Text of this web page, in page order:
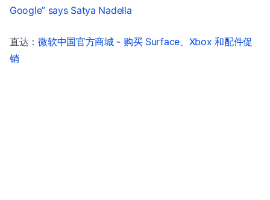
Google” says Satya Nadella
直达：微软中国官方商城 - 购买 Surface、Xbox 和配件促
销